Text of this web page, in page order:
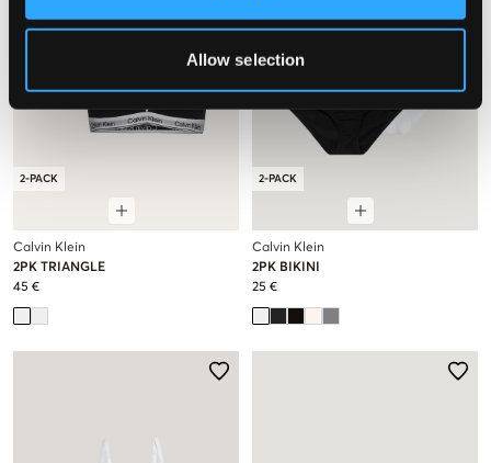
Allow selection
2-PACK
Calvin Klein
2PK TRIANGLE
45 €
2-PACK
Calvin Klein
2PK BIKINI
25 €